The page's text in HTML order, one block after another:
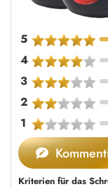
5
4
3
2
1
Kriterien für das